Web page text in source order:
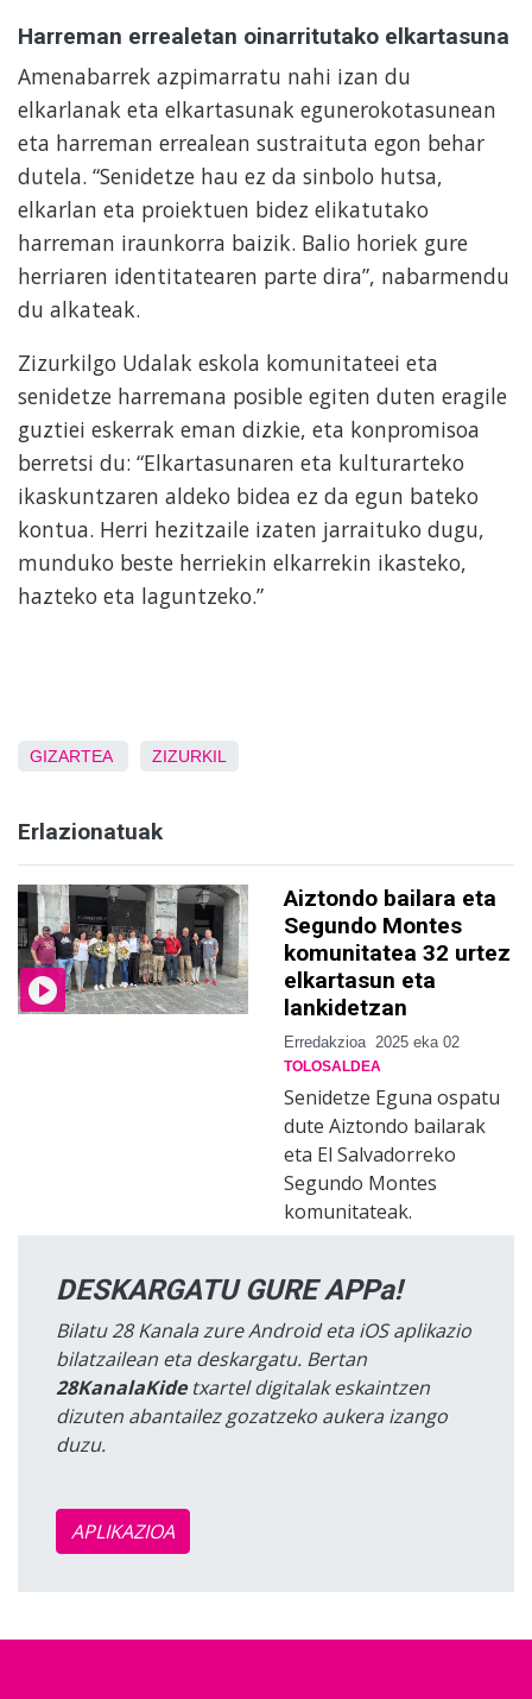
Harreman errealetan oinarritutako elkartasuna
Amenabarrek azpimarratu nahi izan du
elkarlanak eta elkartasunak egunerokotasunean
eta harreman errealean sustraituta egon behar
dutela. “Senidetze hau ez da sinbolo hutsa,
elkarlan eta proiektuen bidez elikatutako
harreman iraunkorra baizik. Balio horiek gure
herriaren identitatearen parte dira”, nabarmendu
du alkateak.
Zizurkilgo Udalak eskola komunitateei eta
senidetze harremana posible egiten duten eragile
guztiei eskerrak eman dizkie, eta konpromisoa
berretsi du: “Elkartasunaren eta kulturarteko
ikaskuntzaren aldeko bidea ez da egun bateko
kontua. Herri hezitzaile izaten jarraituko dugu,
munduko beste herriekin elkarrekin ikasteko,
hazteko eta laguntzeko.”
GIZARTEA ZIZURKIL
Erlazionatuak
Aiztondo bailara eta
Segundo Montes
komunitatea 32 urtez
elkartasun eta
lankidetzan
Erredakzioa 2025 eka 02
TOLOSALDEA
Senidetze Eguna ospatu
dute Aiztondo bailarak
eta El Salvadorreko
Segundo Montes
komunitateak.
DESKARGATU GURE APPa!
Bilatu 28 Kanala zure Android eta iOS aplikazio
bilatzailean eta deskargatu. Bertan
28KanalaKidetxartel digitalak eskaintzen
dizuten abantailez gozatzeko aukera izango
duzu.
APLIKAZIOA